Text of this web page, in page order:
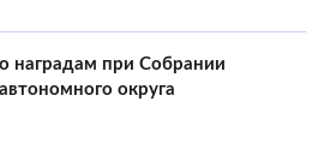
наградам при Собрании
округа